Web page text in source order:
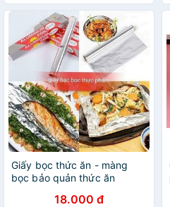
Giấy bọc thức ăn - màng
bọc bảo quản thức ăn
18.000 đ